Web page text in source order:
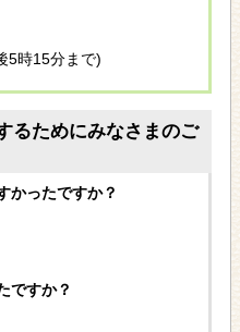
5時15分まで)
るためにみなさまのご
かったですか？
ですか？